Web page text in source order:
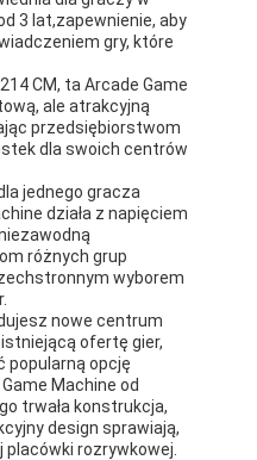
3 lat,zapewnienie, aby
gry, które
CM, ta Arcade Game
ale atrakcyjną
przedsiębiorstwom
dla swoich centrów
jednego gracza
działa z napięciem
różnych grup
wyborem
nowe centrum
ofertę gier,
popularną opcję
Machine od
trwała konstrukcja,
design sprawiają,
rozrywkowej.